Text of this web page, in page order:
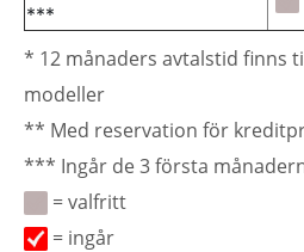
***
* 12 månaders avtalstid finns
modeller
** Med reservation för
*** Ingår de 3 första
= valfritt
= ingår